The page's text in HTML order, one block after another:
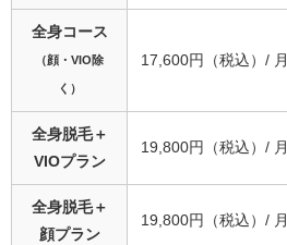
全身コース
（顔・VIO除
く）
17,600円（税込）/ 月
全身脱毛＋
VIOプラン
19,800円（税込）/ 月
全身脱毛＋
顔プラン
19,800円（税込）/ 月